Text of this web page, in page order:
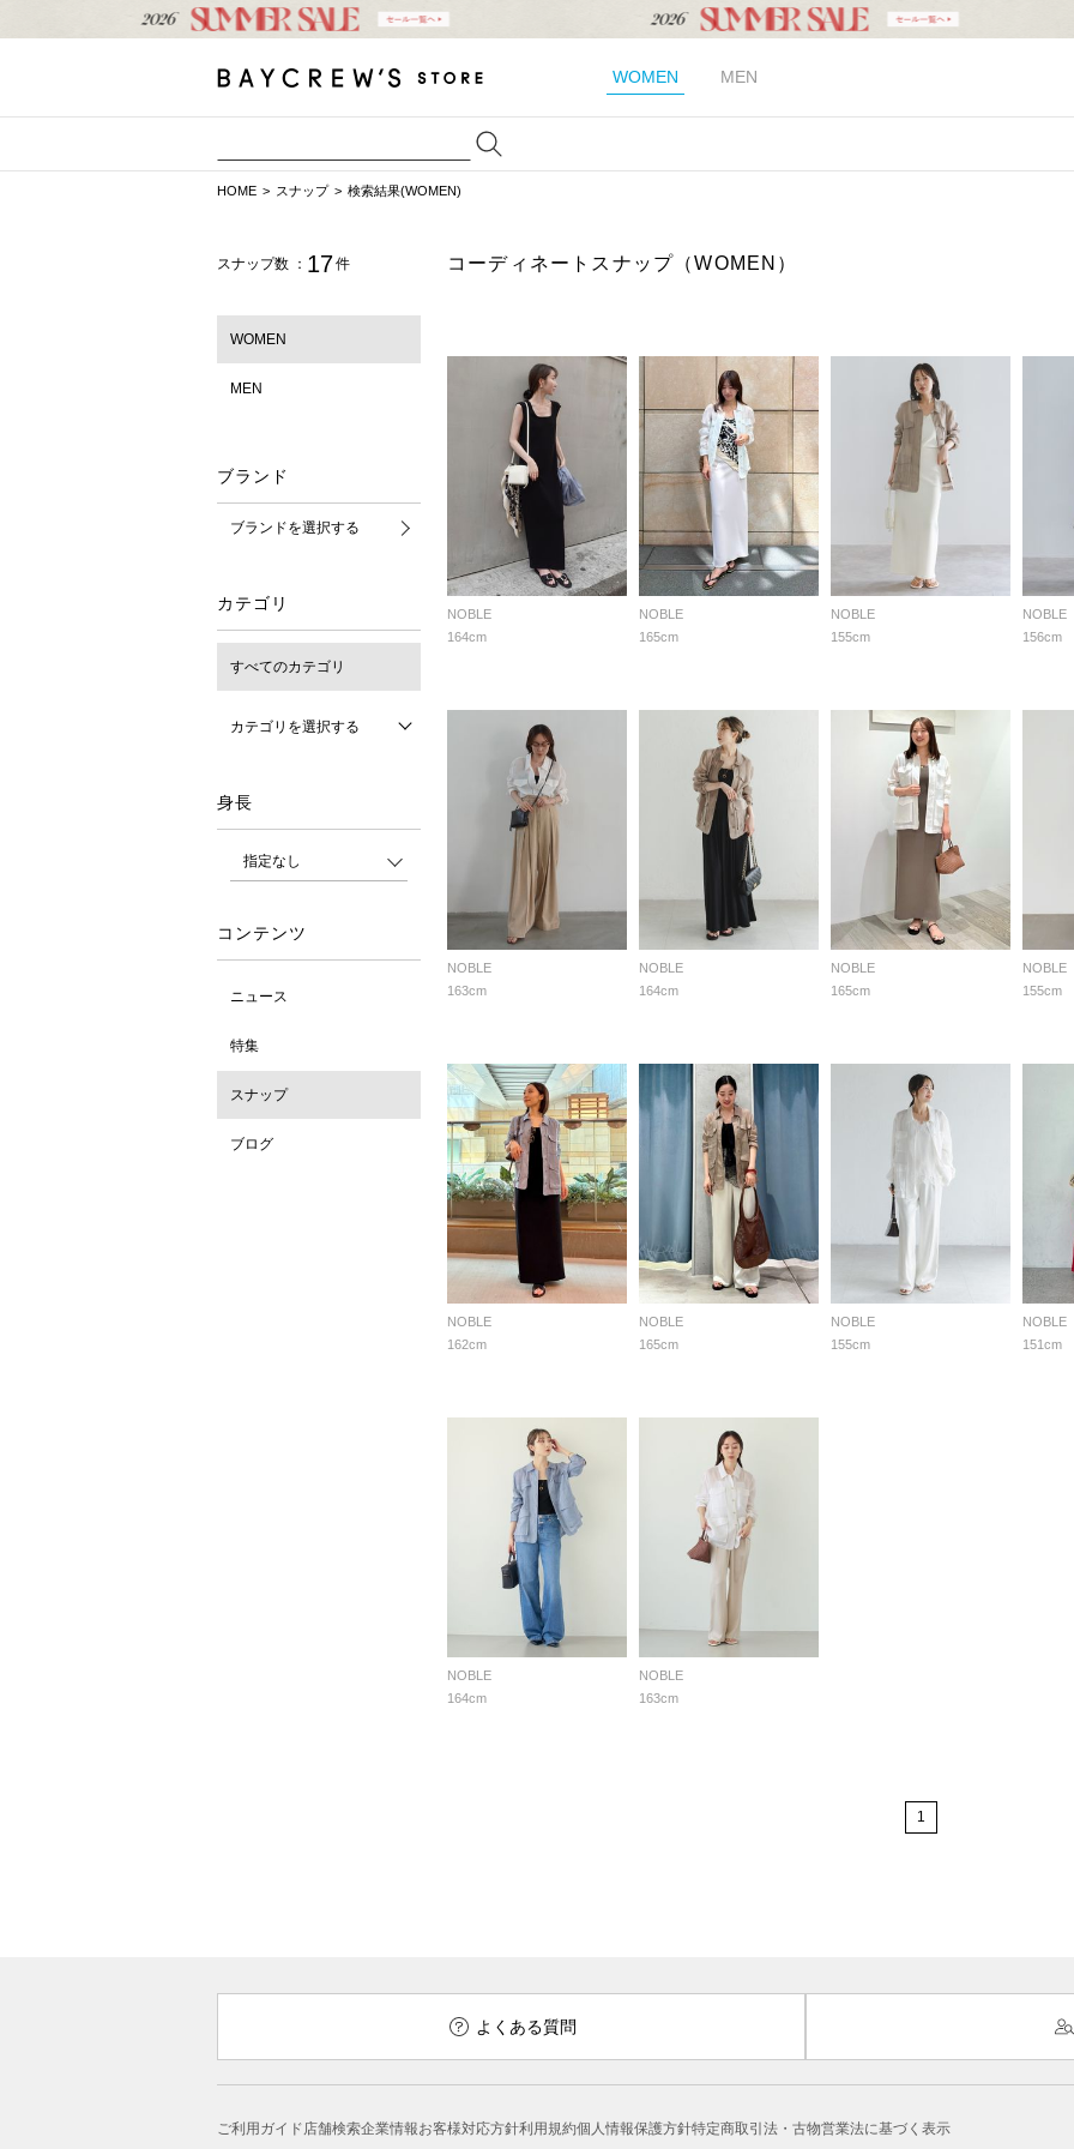
WOMEN MEN
HOME スナップ 検索結果(WOMEN)
スナップ数 ： 17件
WOMEN
MEN
ブランド
ブランドを選択する
カテゴリ
すべてのカテゴリ
カテゴリを選択する
身長
コンテンツ
ニュース
特集
スナップ
ブログ
コーディネートスナップ（WOMEN）
NOBLE
164cm
NOBLE
165cm
NOBLE
155cm
NOBLE
156cm
NOBLE
163cm
NOBLE
164cm
NOBLE
165cm
NOBLE
155cm
NOBLE
162cm
NOBLE
165cm
NOBLE
155cm
NOBLE
151cm
NOBLE
164cm
NOBLE
163cm
1
よくある質問
ご利用ガイド店舗検索企業情報お客様対応方針利用規約個人情報保護方針特定商取引法・古物営業法に基づく表示